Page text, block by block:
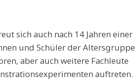
sich auch nach 14 Jahren einer
und Schüler der Altersgruppe
aber auch weitere Fachleute
auftreten.